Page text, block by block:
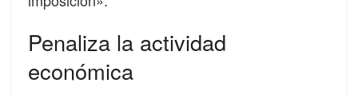
Penaliza la actividad
económica